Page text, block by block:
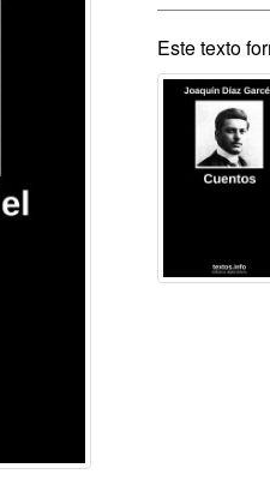
Este texto